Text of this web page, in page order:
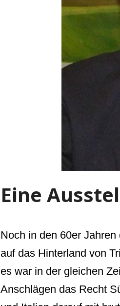
Eine
Noch in den 60er
auf das Hinterland von
es war in der gleichen
Anschlägen das Recht